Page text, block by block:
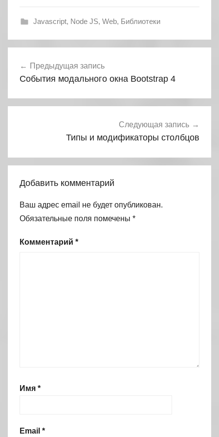
Javascript, Node JS, Web, Библиотеки
по
Предыдущая запись
События модального окна Bootstrap 4
Следующая запись
Типы и модификаторы столбцов
Добавить комментарий
Ваш адрес email не будет опубликован.
Обязательные поля помечены *
Комментарий *
Имя *
Email *